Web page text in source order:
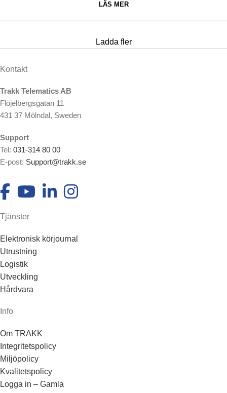
LÄS MER
Ladda fler
Kontakt
Trakk Telematics AB
Flöjelbergsgatan 11
431 37 Mölndal, Sweden
Support
Tel: 031-314 80 00
E-post: Support@trakk.se
Tjänster
Elektronisk körjournal
Utrustning
Logistik
Utveckling
Hårdvara
Info
Om TRAKK
Integritetspolicy
Miljöpolicy
Kvalitetspolicy
Logga in – Gamla